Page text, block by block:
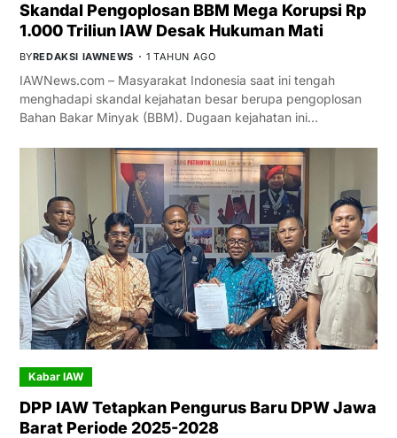
Skandal Pengoplosan BBM Mega Korupsi Rp
1.000 Triliun IAW Desak Hukuman Mati
BYREDAKSI IAWNEWS 1 TAHUN AGO
IAWNews.com – Masyarakat Indonesia saat ini tengah
menghadapi skandal kejahatan besar berupa pengoplosan
Bahan Bakar Minyak (BBM). Dugaan kejahatan ini…
Kabar IAW
DPP IAW Tetapkan Pengurus Baru DPW Jawa
Barat Periode 2025-2028